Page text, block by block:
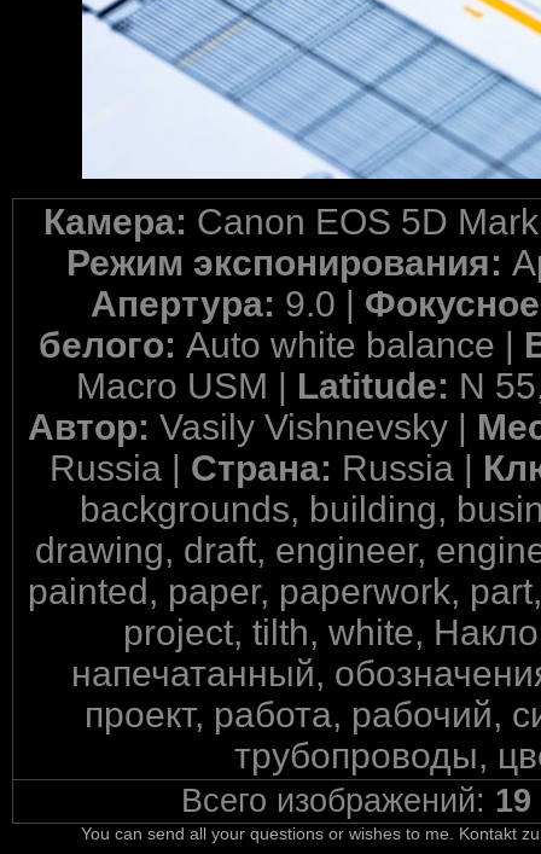
Камера: Canon EOS 5D
Режим экспонирования:
Апертура: 9.0 |
белого: Auto white balance |
Macro USM | Latitude: N
Автор: Vasily Vishnevsky |
Russia | Страна: Russia |
backgrounds, building,
drawing, draft, engineer,
painted, paper, paperwork,
project, tilth, white,
напечатанный,
проект, работа, рабочий,
трубопроводы,
Всего изображений: 19
You can send all your questions or wishes to me. Kontakt